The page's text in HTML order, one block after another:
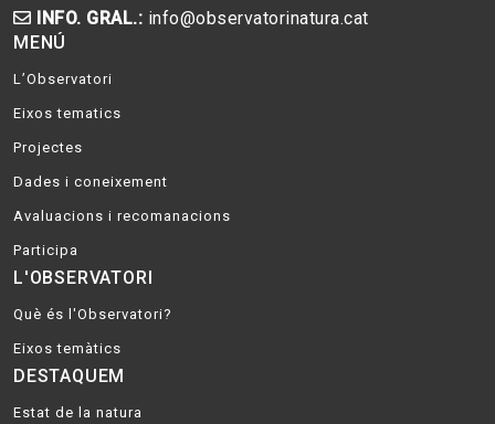
INFO. GRAL.: info@observatorinatura.cat
MENÚ
L’Observatori
Eixos tematics
Projectes
Dades i coneixement
Avaluacions i recomanacions
Participa
L'OBSERVATORI
Què és l'Observatori?
Eixos temàtics
DESTAQUEM
Estat de la natura